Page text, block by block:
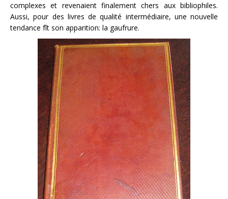
complexes et revenaient finalement chers aux bibliophiles.
Aussi, pour des livres de qualité intermédiaire, une nouvelle
tendance fît son apparition: la gaufrure.